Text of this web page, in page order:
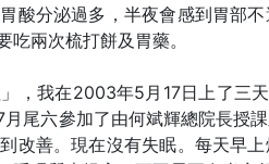
酸分泌過多，半夜會感到胃部
兩次梳打餅及胃藥。
，我在2003年5月17日上了三
尾六參加了由何斌輝總院長授
改善。現在沒有失眠。每天早